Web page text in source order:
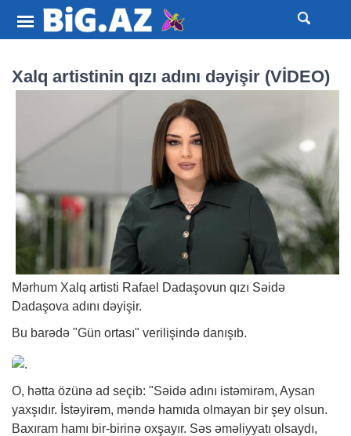
Xalq artistinin qızı adını dəyişir (VİDEO)
Mərhum Xalq artisti Rafael Dadaşovun qızı Səidə
Dadaşova adını dəyişir.
Bu barədə "Gün ortası" verilişində danışıb.
O, hətta özünə ad seçib: "Səidə adını istəmirəm, Aysan
yaxşıdır. İstəyirəm, məndə hamıda olmayan bir şey olsun.
Baxıram hamı bir-birinə oxşayır. Səs əməliyyatı olsaydı,